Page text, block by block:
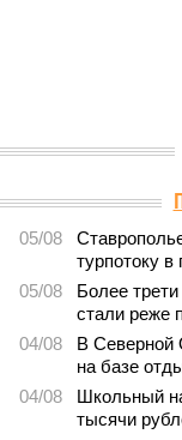
05/08
турпотоку в
05/08
Более
стали реже
04/08
В Северной
на базе
04/08
Школьный
тысячи